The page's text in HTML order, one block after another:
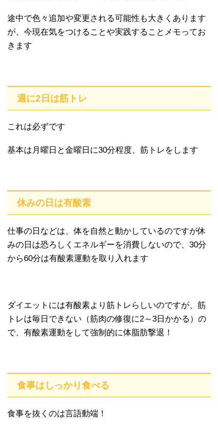
途中で色々追加や変更される可能性も大きくあります
が、今現在気をつけることや実践することメモってお
きます
週に2日は筋トレ
これは必ずです
基本は月曜日と金曜日に30分程度、筋トレをします
休みの日は有酸素
仕事の日などは、体を自然と動かしているのですが休
みの日は恐ろしくエネルギーを消費しないので、30分
から60分は有酸素運動を取り入れます
ダイエットには有酸素より筋トレらしいのですが、筋
トレは毎日できない（筋肉の修復に2～3日かかる）の
で、有酸素運動をして強制的に体脂肪撃退！
食事はしっかり食べる
食事を抜くのは言語動端！